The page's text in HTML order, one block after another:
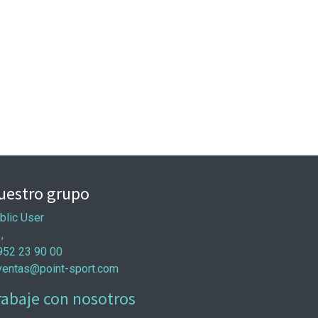
grupo
User
23 90 00
sport.com
con nosotros